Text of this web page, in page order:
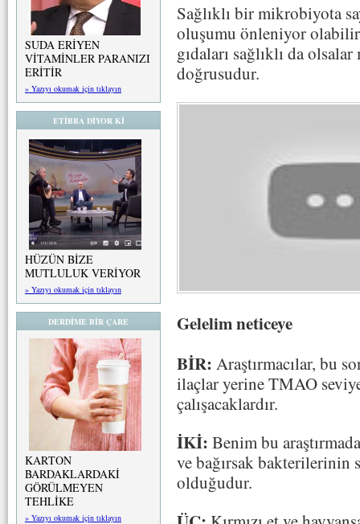
SUDA ERİYEN
VİTAMİNLER PARANIZI
ERİTİR
» Yazıyı okumak için tıklayın
ETİBBA DİYOR Kİ
HÜZÜN BİZE
MUTLULUK VERİYOR
» Yazıyı okumak için tıklayın
DERDİME BİR ÇARE
KARTON
BARDAKLARDAKİ
GÖRÜLMEYEN
TEHLİKE
» Yazıyı okumak için tıklayın
Sağlıklı bir mikrobiyota
oluşumu önleniyor olabilir
gıdaları sağlıklı da
doğrusudur.
Gelelim neticeye
BİR: Araştırmacılar, bu
ilaçlar yerine TMAO
çalışacaklardır.
İKİ: Benim bu
ve bağırsak bakterilerinin
olduğudur.